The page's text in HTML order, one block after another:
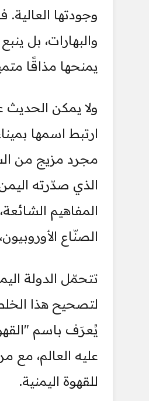
وجودتها العالية.
والبهارات، بل
يمنحها مذاقًا
ولا يمكن الحديث
ارتبط اسمها
مجرد مزيج من
الذي صدّرته
المفاهيم
الصنّاع
تتحمّل الدولة
لتصحيح هذا
يُعرَف باسم
عليه العالم، مع
للقهوة اليمنية.